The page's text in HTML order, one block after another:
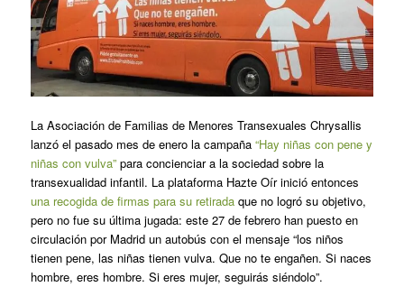
La Asociación de Familias de Menores Transexuales Chrysallis
lanzó el pasado mes de enero la campaña “Hay niñas con pene y
niñas con vulva”para concienciar a la sociedad sobre la
transexualidad infantil. La plataforma Hazte Oír inició entonces
una recogida de firmas para su retiradaque no logró su objetivo,
pero no fue su última jugada: este 27 de febrero han puesto en
circulación por Madrid un autobús con el mensaje “los niños
tienen pene, las niñas tienen vulva. Que no te engañen. Si naces
hombre, eres hombre. Si eres mujer, seguirás siéndolo”.